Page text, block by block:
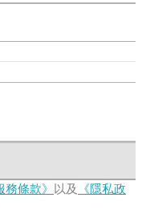
務條款》 以及 《隱私政